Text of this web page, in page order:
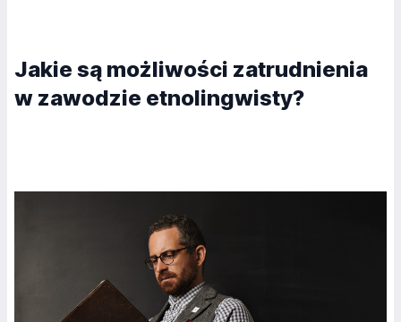
Jakie są możliwości zatrudnienia
w zawodzie etnolingwisty?